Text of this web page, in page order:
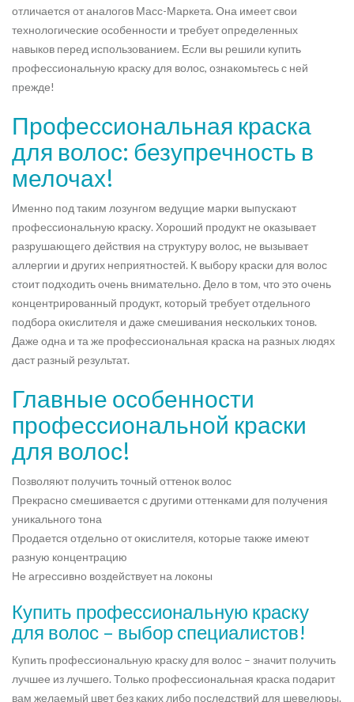
отличается от аналогов Масс-Маркета. Она имеет свои
технологические особенности и требует определенных
навыков перед использованием. Если вы решили купить
профессиональную краску для волос, ознакомьтесь с ней
прежде!
Профессиональная краска
для волос: безупречность в
мелочах!
Именно под таким лозунгом ведущие марки выпускают
профессиональную краску. Хороший продукт не оказывает
разрушающего действия на структуру волос, не вызывает
аллергии и других неприятностей. К выбору краски для волос
стоит подходить очень внимательно. Дело в том, что это очень
концентрированный продукт, который требует отдельного
подбора окислителя и даже смешивания нескольких тонов.
Даже одна и та же профессиональная краска на разных людях
даст разный результат.
Главные особенности
профессиональной краски
для волос!
Позволяют получить точный оттенок волос
Прекрасно смешивается с другими оттенками для получения
уникального тона
Продается отдельно от окислителя, которые также имеют
разную концентрацию
Не агрессивно воздействует на локоны
Купить профессиональную краску
для волос – выбор специалистов!
Купить профессиональную краску для волос – значит получить
лучшее из лучшего. Только профессиональная краска подарит
вам желаемый цвет без каких либо последствий для шевелюры.